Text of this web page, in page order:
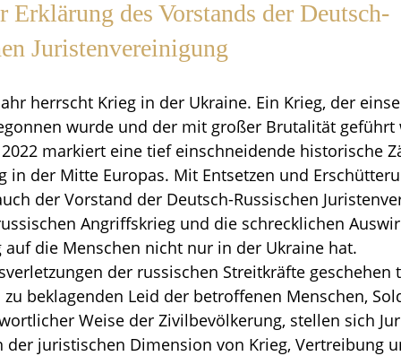
Erklärung des Vorstands der Deutsch-
Juristenvereinigung
herrscht Krieg in der Ukraine. Ein Krieg, der
wurde und der mit großer Brutalität geführt
markiert eine tief einschneidende historische
in der Mitte Europas. Mit Entsetzen und
der Vorstand der Deutsch-Russischen
Angriffskrieg und die schrecklichen
auf die Menschen nicht nur in der Ukraine hat.
der russischen Streitkräfte geschehen
beklagenden Leid der betroffenen Menschen,
Weise der Zivilbevölkerung, stellen sich
der juristischen Dimension von Krieg, Vertreibung